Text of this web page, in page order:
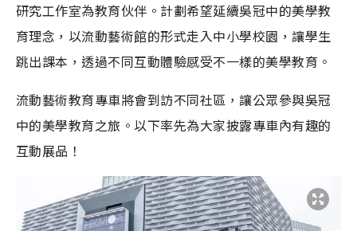
研究工作室為教育伙伴。計劃希望延續吳冠中的美學教
育理念，以流動藝術館的形式走入中小學校園，讓學生
跳出課本，透過不同互動體驗感受不一樣的美學教育。
流動藝術教育專車將會到訪不同社區，讓公眾參與吳冠
中的美學教育之旅。以下率先為大家披露專車內有趣的
互動展品！